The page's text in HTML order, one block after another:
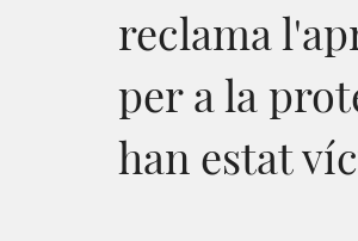
reclama
per a la
han estat